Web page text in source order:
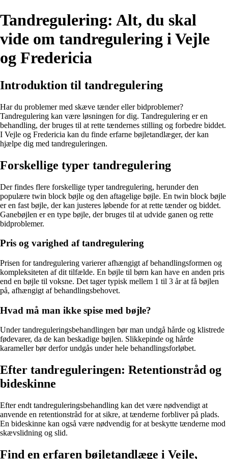
Tandregulering: Alt, du skal
vide om tandregulering i Vejle
og Fredericia
Introduktion til tandregulering
Har du problemer med skæve tænder eller bidproblemer?
Tandregulering kan være løsningen for dig. Tandregulering er en
behandling, der bruges til at rette tændernes stilling og forbedre biddet.
I Vejle og Fredericia kan du finde erfarne bøjletandlæger, der kan
hjælpe dig med tandreguleringen.
Forskellige typer tandregulering
Der findes flere forskellige typer tandregulering, herunder den
populære twin block bøjle og den aftagelige bøjle. En twin block bøjle
er en fast bøjle, der kan justeres løbende for at rette tænder og biddet.
Ganebøjlen er en type bøjle, der bruges til at udvide ganen og rette
bidproblemer.
Pris og varighed af tandregulering
Prisen for tandregulering varierer afhængigt af behandlingsformen og
kompleksiteten af dit tilfælde. En bøjle til børn kan have en anden pris
end en bøjle til voksne. Det tager typisk mellem 1 til 3 år at få bøjlen
på, afhængigt af behandlingsbehovet.
Hvad må man ikke spise med bøjle?
Under tandreguleringsbehandlingen bør man undgå hårde og klistrede
fødevarer, da de kan beskadige bøjlen. Slikkepinde og hårde
karameller bør derfor undgås under hele behandlingsforløbet.
Efter tandreguleringen: Retentionstråd og
bideskinne
Efter endt tandreguleringsbehandling kan det være nødvendigt at
anvende en retentionstråd for at sikre, at tænderne forbliver på plads.
En bideskinne kan også være nødvendig for at beskytte tænderne mod
skævslidning og slid.
Find en erfaren bøjletandlæge i Vejle,